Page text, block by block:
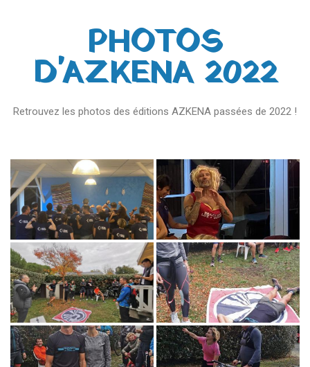
PHOTOS
D'AZKENA 2022
Retrouvez les photos des éditions AZKENA passées de 2022 !